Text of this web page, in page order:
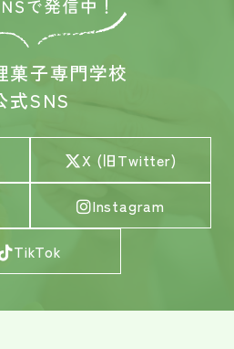
菓子専門学校
式SNS
X (旧Twitter)
Instagram
TikTok